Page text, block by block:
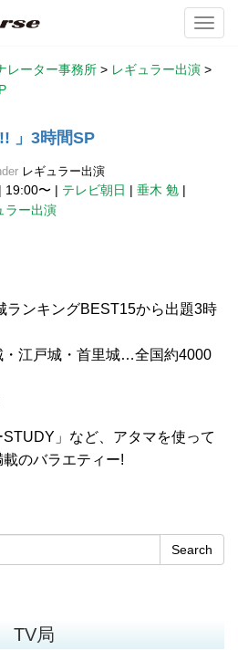
レーター事務所 > レギュラー出演 >
」3時間SP
レギュラー出演
| 19:00〜 | テレビ朝日 | 垂木 勉 |
ラー出演
ランキングBEST15から出題3時
・江戸城・首里城…全国約4000
」など、アタマを使って
のバラエティー!
Search
TV局